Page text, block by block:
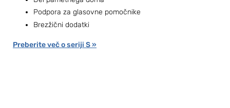
Podpora za glasovne pomočnike
Brezžični dodatki
Preberite več o seriji S »